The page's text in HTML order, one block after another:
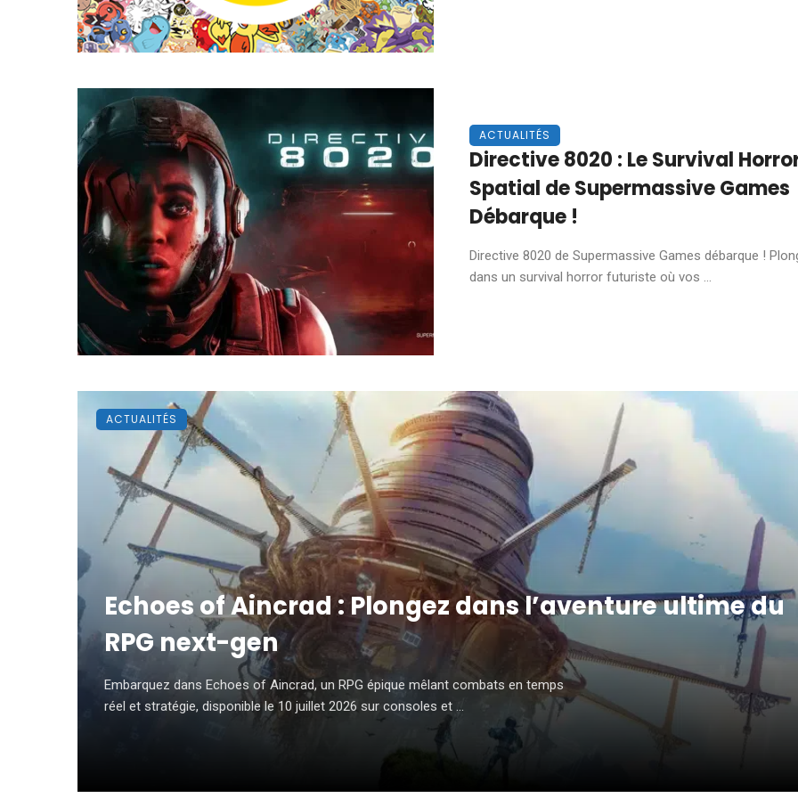
ACTUALITÉS
Directive 8020 : Le Survival
Spatial de Supermassive Games
Débarque !
Directive 8020 de Supermassive Games débarque !
dans un survival horror futuriste où vos ...
Echoes of Aincrad : Plongez dans l’aventure ultime du
RPG next-gen
Embarquez dans Echoes of Aincrad, un RPG épique mêlant combats en temps
réel et stratégie, disponible le 10 juillet 2026 sur consoles et ...
ACTUALITÉS